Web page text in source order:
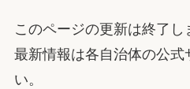
このページの更新は終了し
最新情報は各自治体の公式
い。